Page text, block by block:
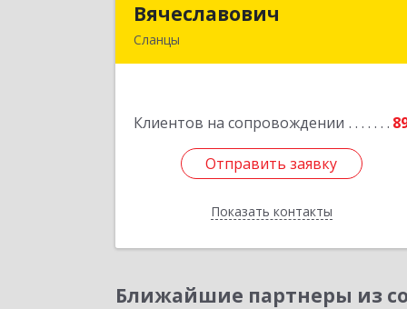
Вячеславович
Сланцы
Клиентов на сопровождении
Отправить заявку
Показать контакты
Вячеславович
Отправить заявку
Назад
Ближайшие партнеры из